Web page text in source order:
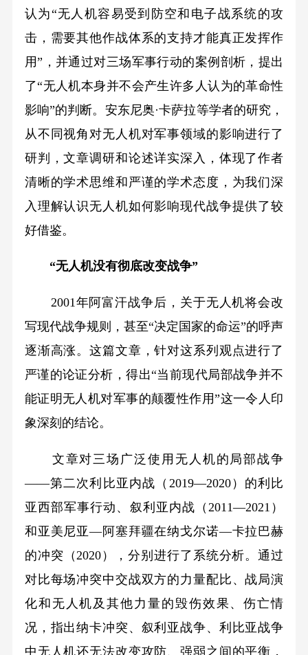
认为“无人机容易受到防空和电子战系统的攻
击，需要其他作战体系的支持才能真正发挥作
用”，并通过对三场军事行动的案例剖析，提出
了“无人机本身并不会产生许多人认为的革命性
影响”的判断。安东尼奥·卡萨拉等学者的研究，
从不同视角对无人机对军事领域的影响进行了
研判，文章调研和论述详实深入，体现了作者
清晰的学术思维和严谨的学术态度，为我们深
入理解认识无人机如何影响现代战争提供了较
好借鉴。
“无人机没有彻底改变战争”
2001年阿富汗战争后，关于无人机将会改
写现代战争规则，甚至“决定国家的命运”的呼声
逐渐高涨。这篇文章，针对这系列观点进行了
严谨的论证分析，得出“当前现代局部战争并不
能证明无人机对军事的颠覆性作用”这一令人印
象深刻的结论。
文章对三场广泛使用无人机的局部战争
——第二次利比亚内战（2019—2020）的利比
亚西部军事行动、叙利亚内战（2011—2021）
和亚美尼亚—阿塞拜疆在纳戈尔诺—卡拉巴赫
的冲突（2020），分别进行了系统分析。通过
对比每场冲突中交战双方的力量配比、战局演
化和无人机及其他力量的毁伤效果、伤亡情
况，指出纳卡冲突、叙利亚战争、利比亚战争
中无人机还无法改变攻防、强弱之间的平衡，